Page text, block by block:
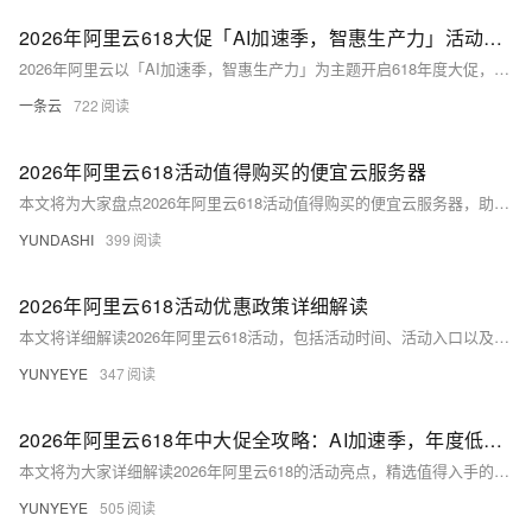
2026年阿里云618大促「AI加速季，智惠生产力」活动详解
2026年阿里云以「AI加速季，智惠生产力」为主题开启618年度大促，活动周期锁定6月1日至6月30日，整月全周期开放各类限时秒杀、长效特惠、企业算力补贴、新人券包、AI产品专项优惠，覆盖轻量应用服务器、ECS云主机、GPU算力、云数据库、存储CD、建站服务全品类。依托官方5亿元专项算力补贴加持，新用户入门机型低至38元/年，新老通用ECS经济型机型99元/年起，企业专属u1实例199元/年，叠加满减券、迁补贴后综合折扣低至0.8折。本文结合官方活动规则、机型定价、全渠道参与入口、优惠叠加逻辑、实操部署脚本、避坑要点全方位拆解，帮助个人站长、开发者、中小微企业低成本选购适配云资源，全文从活动周
一条云 722
2026年阿里云618活动值得购买的便宜云服务器
本文将为大家盘点2026年阿里云618活动值得购买的便宜云服务器，助力大家低成本上云！
YUNDASHI 399
2026年阿里云618活动优惠政策详细解读
本文将详细解读2026年阿里云618活动，包括活动时间、活动入口以及活动详情，助力大家低成本上云！
YUNYEYE 347
2026年阿里云618年中大促全攻略：AI加速季，年度低价云服务器推荐指南
本文将为大家详细解读2026年阿里云618的活动亮点，精选值得入手的高性价比便宜云服务器，助力大家低成本上云！
YUNYEYE 505